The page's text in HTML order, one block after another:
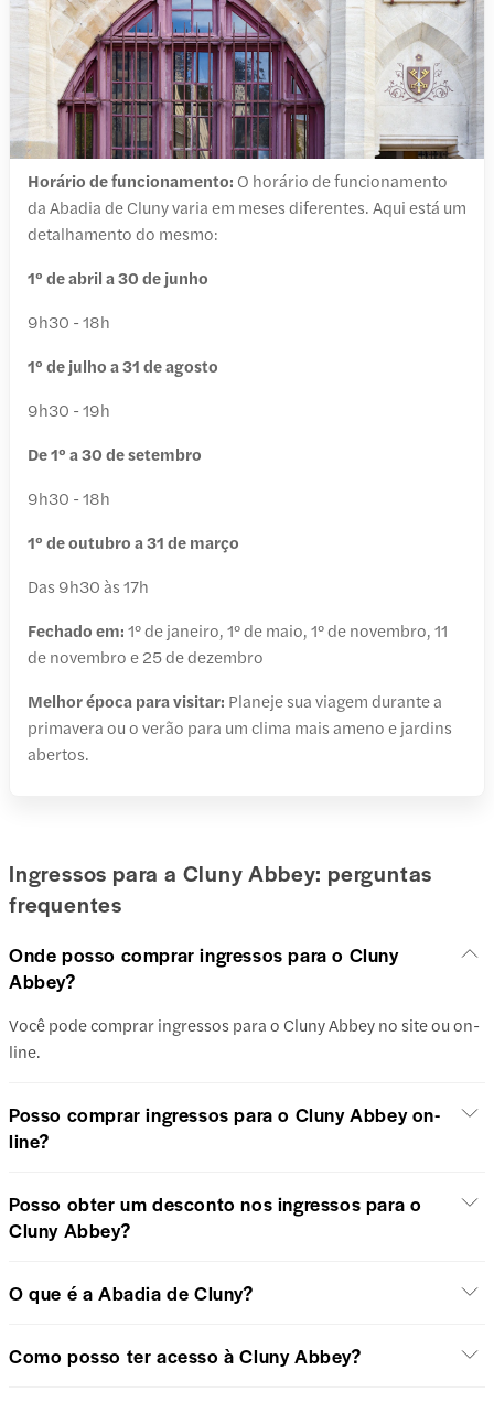
Horário de funcionamento: O horário de funcionamento
da Abadia de Cluny varia em meses diferentes. Aqui está um
detalhamento do mesmo:
1º de abril a 30 de junho
9h30 - 18h
1º de julho a 31 de agosto
9h30 - 19h
De 1º a 30 de setembro
9h30 - 18h
1º de outubro a 31 de março
Das 9h30 às 17h
Fechado em:1º de janeiro, 1º de maio, 1º de novembro, 11
de novembro e 25 de dezembro
Melhor época para visitar: Planeje sua viagem durante a
primavera ou o verão para um clima mais ameno e jardins
abertos.
Ingressos para a Cluny Abbey: perguntas
frequentes
Onde posso comprar ingressos para o Cluny
Abbey?
Você pode comprar ingressos para o Cluny Abbey no site ou on-
line.
Posso comprar ingressos para o Cluny Abbey on-
line?
Posso obter um desconto nos ingressos para o
Cluny Abbey?
O que é a Abadia de Cluny?
Como posso ter acesso à Cluny Abbey?